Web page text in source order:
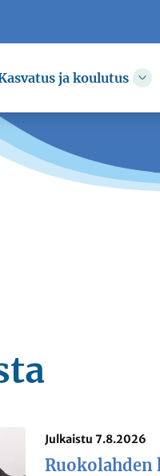
alasvetovalikkoa
ja koulutus
Julkaistu 7.8.2026